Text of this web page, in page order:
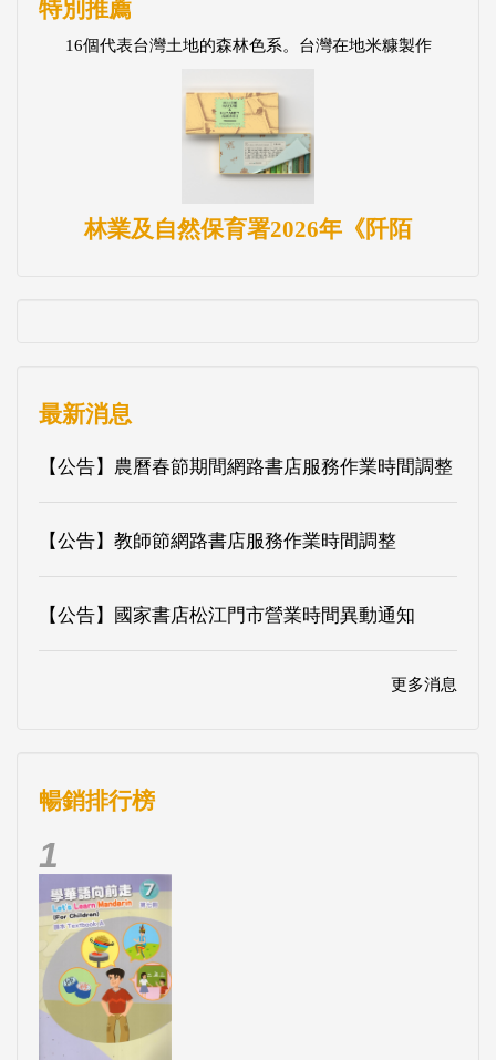
特別推薦
16個代表台灣土地的森林色系。台灣在地米糠製作
林業及自然保育署2026年《阡陌
最新消息
【公告】農曆春節期間網路書店服務作業時間調整
【公告】教師節網路書店服務作業時間調整
【公告】國家書店松江門市營業時間異動通知
更多消息
暢銷排行榜
1